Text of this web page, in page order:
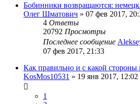
Бобинники возвращаются:
Олег Шматович » 07 фев 2017,
4 Ответы
20792 Просмотры
Последнее сообщение
07 фев 2017, 21:33
Как правильно и с какой стороны
KosMos10531 » 19 янв 2017, 12:02
1